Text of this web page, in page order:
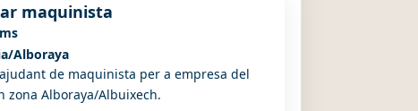
maquinista
Alboraya
de maquinista per a empresa del
Alboraya/Albuixech.